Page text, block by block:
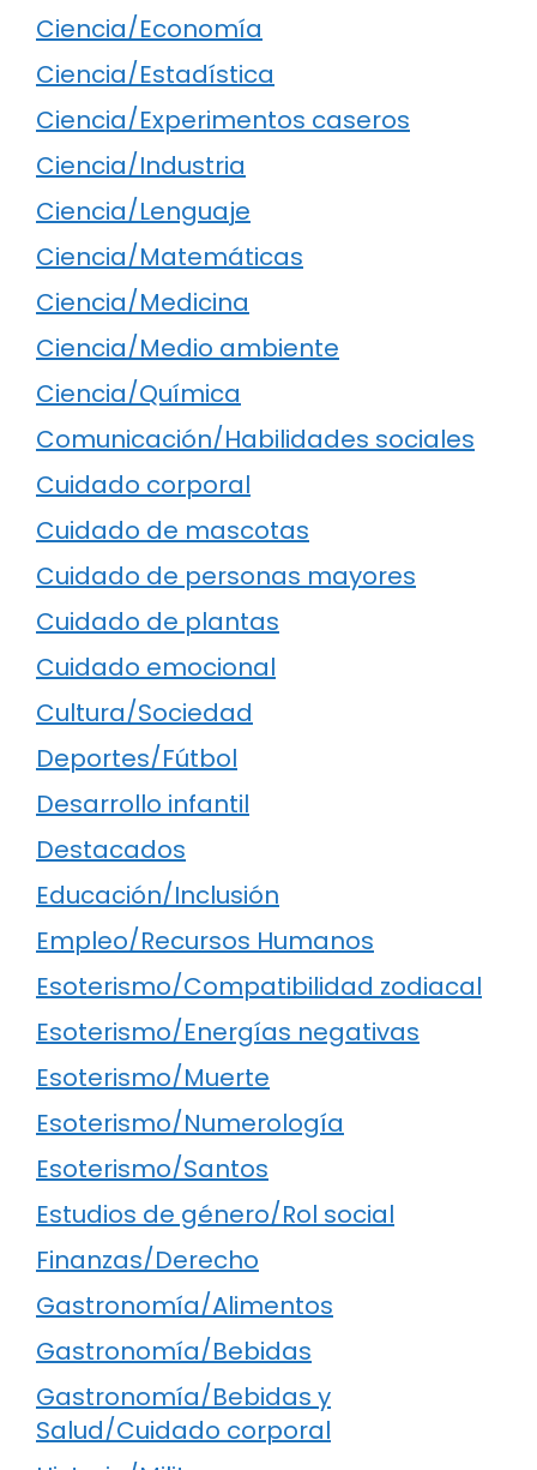
Ciencia/Economía
Ciencia/Estadística
Ciencia/Experimentos caseros
Ciencia/Industria
Ciencia/Lenguaje
Ciencia/Matemáticas
Ciencia/Medicina
Ciencia/Medio ambiente
Ciencia/Química
Comunicación/Habilidades sociales
Cuidado corporal
Cuidado de mascotas
Cuidado de personas mayores
Cuidado de plantas
Cuidado emocional
Cultura/Sociedad
Deportes/Fútbol
Desarrollo infantil
Destacados
Educación/Inclusión
Empleo/Recursos Humanos
Esoterismo/Compatibilidad zodiacal
Esoterismo/Energías negativas
Esoterismo/Muerte
Esoterismo/Numerología
Esoterismo/Santos
Estudios de género/Rol social
Finanzas/Derecho
Gastronomía/Alimentos
Gastronomía/Bebidas
Gastronomía/Bebidas y
Salud/Cuidado corporal